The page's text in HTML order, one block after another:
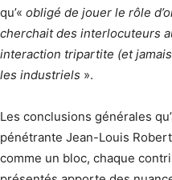
qu’« obligé de jouer le rôle
cherchait des interlocuteurs
interaction tripartite (et
les industriels ».
Les conclusions générales
pénétrante Jean-Louis
comme un bloc, chaque